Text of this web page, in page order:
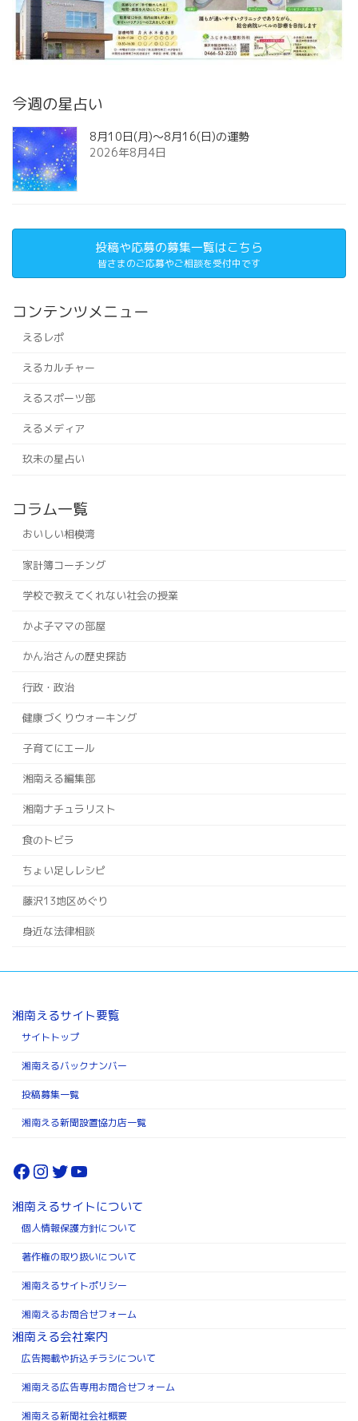
今週の星占い
8月10日(月)～8月16(日)の運勢
2026年8月4日
投稿や応募の募集一覧はこちら
皆さまのご応募やご相談を受付中です
コンテンツメニュー
えるレポ
えるカルチャー
えるスポーツ部
えるメディア
玖未の星占い
コラム一覧
おいしい相模湾
家計簿コーチング
学校で教えてくれない社会の授業
かよ子ママの部屋
かん治さんの歴史探訪
行政・政治
健康づくりウォーキング
子育てにエール
湘南える編集部
湘南ナチュラリスト
食のトビラ
ちょい足しレシピ
藤沢13地区めぐり
身近な法律相談
湘南えるサイト要覧
サイトトップ
湘南えるバックナンバー
投稿募集一覧
湘南える新聞設置協力店一覧
Facebook
Instagram
Twitter
YouTube
湘南えるサイトについて
個人情報保護方針について
著作権の取り扱いについて
湘南えるサイトポリシー
湘南えるお問合せフォーム
湘南える会社案内
広告掲載や折込チラシについて
湘南える広告専用お問合せフォーム
湘南える新聞社会社概要